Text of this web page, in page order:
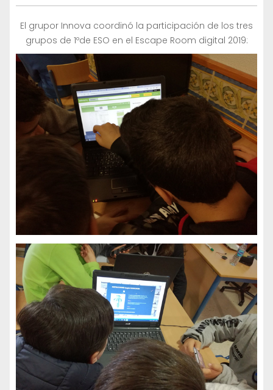
El grupor Innova coordinó la participación de los tres
grupos de 1ºde ESO en el Escape Room digital 2019: